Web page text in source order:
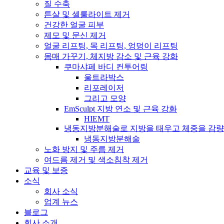
질 수축
튼살 및 셀룰라이트 제거
건강한 얼굴 피부
제모 및 문신 제거
얼굴 리프팅, 목 리프팅, 엉덩이 리프팅
몸매 가꾸기, 체지방 감소 및 근육 강화
쿠마샤페 바디 컨투어링
울트라박스
리포레이저
그리고 모양
EmSculpt 지방 연소 및 근육 강화
HIEMT
냉동지방분해술로 지방을 태우고 체중을 감
냉동지방분해술
노화 방지 및 주름 제거
여드름 제거 및 색소침착 제거
교육 및 보증
소식
회사 소식
업계 뉴스
블로그